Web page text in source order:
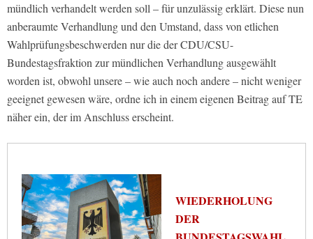
mündlich verhandelt werden soll – für unzulässig erklärt. Diese nun
anberaumte Verhandlung und den Umstand, dass von etlichen
Wahlprüfungsbeschwerden nur die der CDU/CSU-
Bundestagsfraktion zur mündlichen Verhandlung ausgewählt
worden ist, obwohl unsere – wie auch noch andere – nicht weniger
geeignet gewesen wäre, ordne ich in einem eigenen Beitrag auf TE
näher ein, der im Anschluss erscheint.
WIEDERHOLUNG
DER